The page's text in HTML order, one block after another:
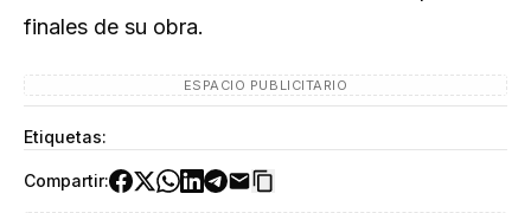
finales de su obra.
ESPACIO PUBLICITARIO
Etiquetas:
Compartir: